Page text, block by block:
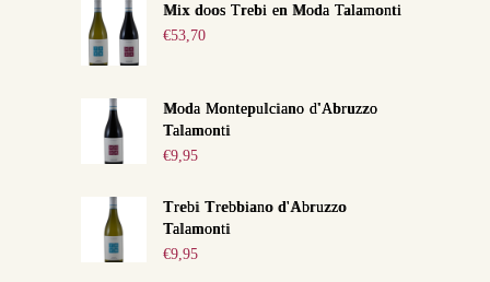
Mix doos Trebi en Moda Talamonti
€53,70
Moda Montepulciano d'Abruzzo
Talamonti
€9,95
Trebi Trebbiano d'Abruzzo
Talamonti
€9,95